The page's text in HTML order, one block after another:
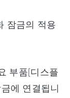
잠금의 적용
부품(디스플
에 연결됩니